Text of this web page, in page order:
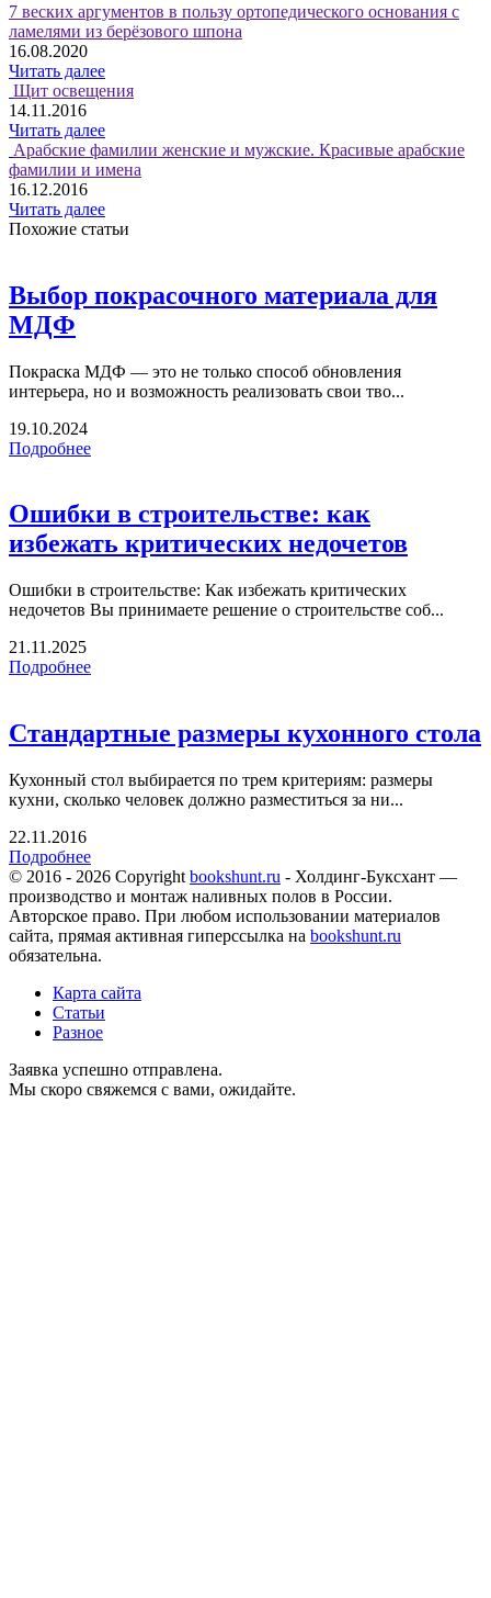
7 веских аргументов в пользу ортопедического основания с
ламелями из берёзового шпона
16.08.2020
Читать далее
Щит освещения
14.11.2016
Читать далее
Арабские фамилии женские и мужские. Красивые арабские
фамилии и имена
16.12.2016
Читать далее
Похожие статьи
Выбор покрасочного материала для
МДФ
Покраска МДФ — это не только способ обновления
интерьера, но и возможность реализовать свои тво...
19.10.2024
Подробнее
Ошибки в строительстве: как
избежать критических недочетов
Ошибки в строительстве: Как избежать критических
недочетов Вы принимаете решение о строительстве соб...
21.11.2025
Подробнее
Стандартные размеры кухонного стола
Кухонный стол выбирается по трем критериям: размеры
кухни, сколько человек должно разместиться за ни...
22.11.2016
Подробнее
© 2016 - 2026 Copyright bookshunt.ru - Холдинг-Буксхант —
производство и монтаж наливных полов в России.
Авторское право. При любом использовании материалов
сайта, прямая активная гиперссылка на bookshunt.ru
обязательна.
Карта сайта
Статьи
Разное
Заявка успешно отправлена.
Мы скоро свяжемся с вами, ожидайте.